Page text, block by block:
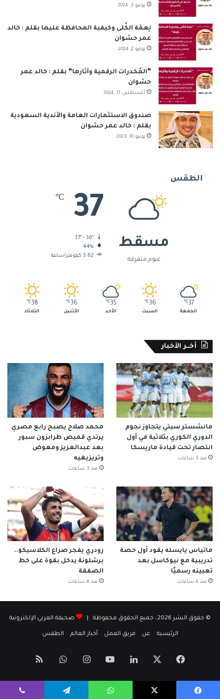
يونيو 3, 2024
نِعمَة الكُلى وكيفية المحافظة عليها بقلم : خالد
عمر حشوان
يوليو 2, 2024
“المُخدرات الرقمية وآثارها” بقلم : خالد عمر
حشوان
أغسطس 11, 2024
صندوق الاستثمارات العامة والأندية السعودية
بقلم : خالد عمر حشوان
يونيو 10, 2023
الطقس
مسقط
غيوم متفرقة
37
℃
44%
3.62 كيلومتر/ساعة
37
℃
الجمعة
36
℃
السبت
35
℃
الأحد
36
℃
الأثنين
38
℃
الثلاثاء
أخــر الأخبار
مانشستر سيتي يتجاوز نجوم
الدوري الكوري بثلاثية في أول
انتصار تحت قيادة ماريسكا
منذ 3 ساعات
محمد صلاح يصبح رابع مصري
يرتدي قميص طرابزون سبور
بعد عبدالعزيز ومعوض
وتريزيغيه
منذ 3 ساعات
ماتياس يايسله يقود أول حصة
تدريبية مع نيوكاسل بعد
تعيينه رسميًا
منذ 4 ساعات
رودري يفجر صراع الكلاسيكو..
برشلونة يدخل بقوة على خط
الصفقة
منذ 4 ساعات
© حقوق النشر 2026، جميع الحقوق محفوظة | صحيفة العربي الإلكترونية
الرئيسية عن فريق العمل أخبار العالم الطقس
فيسبوك لينكدإن‫YouTubeانستقرامواتسابملخص
الموقع